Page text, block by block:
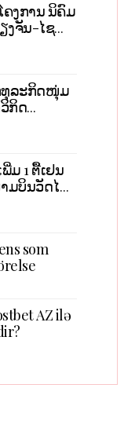
ງການ ນິຄົມ
ງຈັນ-ໄຊ
150 ລ້ານ
ທຸລະກິດໜຸ່ມ
ກິດ
ງທຶນ
ມ 1 ຕື້ເຢນ
ມບິນວັດໄຕ
ຕ
som
AZ ilə